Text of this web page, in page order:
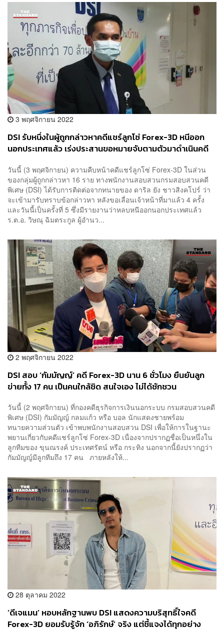
3 พฤศจิกายน 2022
DSI รับหนึ่งในผู้ถูกกล่าวหาคดีแชร์ลูกโซ่ Forex-3D หนีออก
นอกประเทศแล้ว เร่งประสานขอหมายจับตามตัวมาดำเนินคดี
วันนี้ (3 พฤศจิกายน) ความคืบหน้าคดีแชร์ลูกโซ่ Forex-3D ในส่วน
ของกลุ่มผู้ถูกกล่าวหา 16 ราย ทางพนักงานสอบสวนกรมสอบสวนคดี
พิเศษ (DSI) ได้รับการติดต่อจากทนายของ ดาริล ยัง ชาวสิงคโปร์ ว่า
จะเข้ามารับทราบข้อกล่าวหา หลังขอเลื่อนเจ้าหน้าที่มาแล้ว 4 ครั้ง
และวันนี้เป็นครั้งที่ 5 ซึ่งมีรายงานว่าหลบหนีออกนอกประเทศแล้ว
ร.ต.อ. วิษณุ ฉิมตระกูล ผู้อำนว...
2 พฤศจิกายน 2022
DSI สอบ ‘กัมมัญญ์’ คดี Forex-3D นาน 6 ชั่วโมง ยืนยันลูก
ข่ายทั้ง 17 คน เป็นคนใกล้ชิด สนใจเอง ไม่ได้ชักชวน
วันนี้ (2 พฤศจิกายน) ที่กองคดีธุรกิจการเงินนอกระบบ กรมสอบสวนคดี
พิเศษ (DSI) กัมมัญญ์ กลมแก้ว หรือ บอล นักแสดงชายพร้อม
ทนายความส่วนตัว เข้าพบพนักงานสอบสวน DSI เพื่อให้การในฐานะ
พยานเกี่ยวกับคดีแชร์ลูกโซ่ Forex-3D เนื่องจากปรากฏชื่อเป็นหนึ่งใน
ลูกทีมของ ขุนณรงค์ ประเทศรัตน์ หรือ กระทิง นอกจากนี้ยังปรากฏว่า
กัมมัญญ์มีลูกทีมถึง 17 คน ภายหลังให้...
28 ตุลาคม 2022
‘ดีเจแมน’ หอบหลักฐานพบ DSI แสดงความบริสุทธิ์ใจคดี
Forex-3D ยอมรับรู้จัก ‘อภิรักษ์’ จริง แต่ชี้แจงได้ทุกอย่าง